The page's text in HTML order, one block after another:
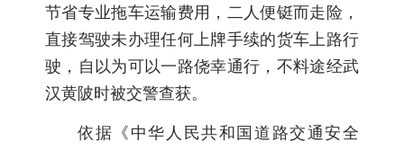
节省专业拖车运输费用，二人便铤而走险，
直接驾驶未办理任何上牌手续的货车上路行
驶，自以为可以一路侥幸通行，不料途经武
汉黄陂时被交警查获。
依据《中华人民共和国道路交通安全